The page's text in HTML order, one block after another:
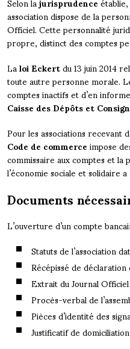
association dispose de la
Officiel. Cette personnalité
propre, distinct des comptes
Laloi Eckertdu 13 juin 2014
toute autre personne morale.
comptes inactifs et d’en
Caisse des Dépôts et
Pour les associations recevant
Code de commerceimpose
commissaire aux comptes et la
l’économie sociale et
Documents
L’ouverture d’un compte
Statuts de l’association
Récépissé de
Extrait du Journal
Procès-verbal de
Pièces d’identité des
Justificatif de